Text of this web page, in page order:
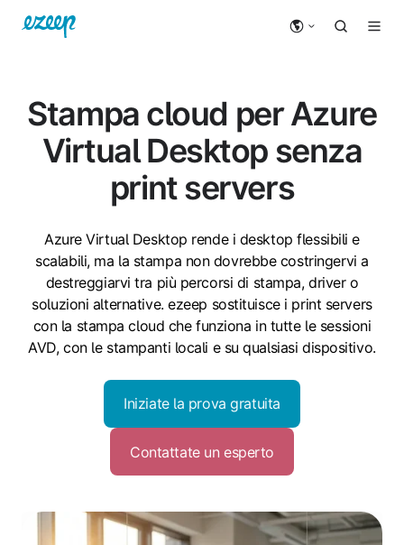
Stampa cloud per Azure
Virtual Desktop senza
print servers
Azure Virtual Desktop rende i desktop flessibili e
scalabili, ma la stampa non dovrebbe costringervi a
destreggiarvi tra più percorsi di stampa, driver o
soluzioni alternative. ezeep sostituisce i print servers
con la stampa cloud che funziona in tutte le sessioni
AVD, con le stampanti locali e su qualsiasi dispositivo.
Iniziate la prova gratuita
Contattate un esperto